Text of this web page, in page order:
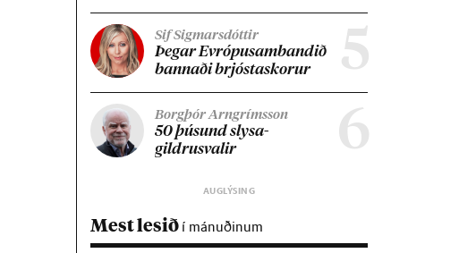
5
Sif Sigmarsdóttir
Þeg­ar Evr­ópu­sam­band­ið
bann­aði brjósta­skor­ur
6
Borgþór Arngrímsson
50 þús­und slysa­
gildrusval­ir
Mest lesið í mánuðinum